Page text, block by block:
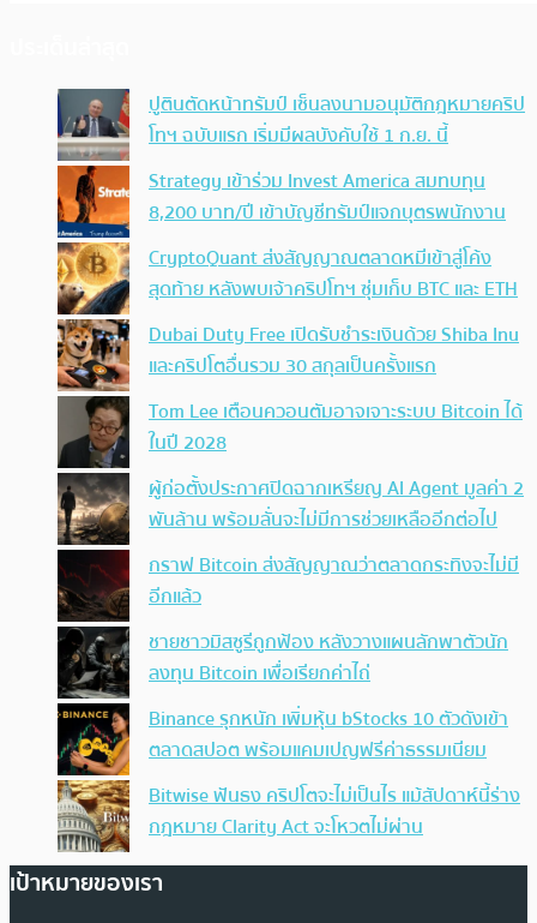
ปูตินตัดหน้าทรัมป์ เซ็นลงนามอนุมัติกฎหมายคริป
โทฯ ฉบับแรก เริ่มมีผลบังคับใช้ 1 ก.ย. นี้
Strategy เข้าร่วม Invest America สมทบทุน
8,200 บาท/ปี เข้าบัญชีทรัมป์แจกบุตรพนักงาน
CryptoQuant ส่งสัญญาณตลาดหมีเข้าสู่โค้ง
สุดท้าย หลังพบเจ้าคริปโทฯ ซุ่มเก็บ BTC และ ETH
Dubai Duty Free เปิดรับชำระเงินด้วย Shiba Inu
และคริปโตอื่นรวม 30 สกุลเป็นครั้งแรก
Tom Lee เตือนควอนตัมอาจเจาะระบบ Bitcoin ได้
ในปี 2028
ผู้ก่อตั้งประกาศปิดฉากเหรียญ AI Agent มูลค่า 2
พันล้าน พร้อมลั่นจะไม่มีการช่วยเหลืออีกต่อไป
กราฟ Bitcoin ส่งสัญญาณว่าตลาดกระทิงจะไม่มี
อีกแล้ว
ชายชาวมิสซูรีถูกฟ้อง หลังวางแผนลักพาตัวนัก
ลงทุน Bitcoin เพื่อเรียกค่าไถ่
Binance รุกหนัก เพิ่มหุ้น bStocks 10 ตัวดังเข้า
ตลาดสปอต พร้อมแคมเปญฟรีค่าธรรมเนียม
Bitwise ฟันธง คริปโตจะไม่เป็นไร แม้สัปดาห์นี้ร่าง
กฎหมาย Clarity Act จะโหวตไม่ผ่าน
เป้าหมายของเรา